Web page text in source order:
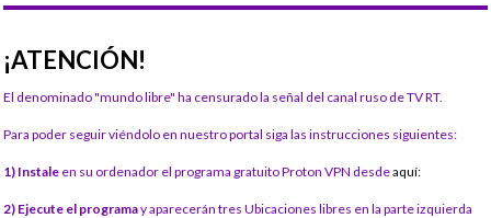
¡ATENCIÓN!
El denominado "mundo libre" ha censurado la señal del canal ruso de TV RT.
Para poder seguir viéndolo en nuestro portal siga las instrucciones siguientes:
1) Instale en su ordenador el programa gratuito Proton VPN desdeaquí:
2) Ejecute el programay aparecerán tres Ubicaciones libres en la parte izquierda